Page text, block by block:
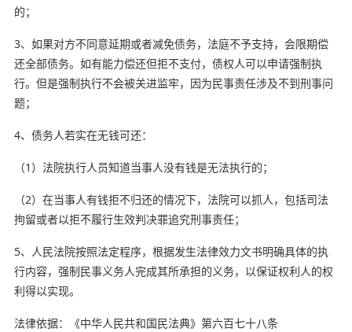
的；
3、如果对方不同意延期或者减免债务，法庭不予支持，会限期偿
还全部债务。如有能力偿还但拒不支付，债权人可以申请强制执
行。但是强制执行不会被关进监牢，因为民事责任涉及不到刑事问
题；
4、债务人若实在无钱可还：
（1）法院执行人员知道当事人没有钱是无法执行的；
（2）在当事人有钱拒不归还的情况下，法院可以抓人，包括司法
拘留或者以拒不履行生效判决罪追究刑事责任；
5、人民法院按照法定程序，根据发生法律效力文书明确具体的执
行内容，强制民事义务人完成其所承担的义务，以保证权利人的权
利得以实现。
法律依据：《中华人民共和国民法典》第六百七十八条